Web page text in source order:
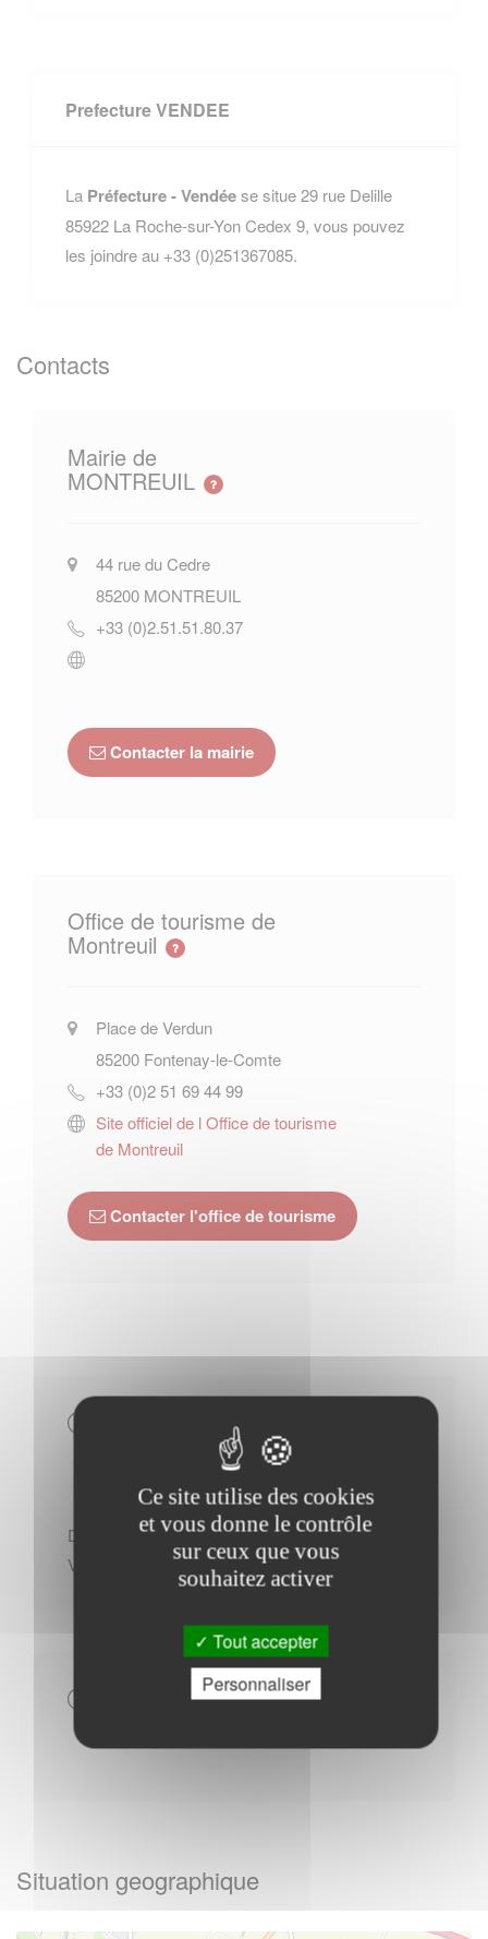
Prefecture VENDEE
La Préfecture - Vendéese situe 29 rue Delille
85922 La Roche-sur-Yon Cedex 9, vous pouvez
les joindre au +33 (0)251367085.
Contacts
Mairie de
MONTREUIL
44 rue du Cedre
85200 MONTREUIL
+33 (0)2.51.51.80.37
Contacter la mairie
Office de tourisme de
Montreuil
Place de Verdun
85200 Fontenay-le-Comte
+33 (0)2 51 69 44 99
Site officiel de l Office de tourisme
de Montreuil
Contacter l'office de tourisme
Horaires Mairie
Du Lundi au Jeudi : - 08h45 à 12h00
Vendredi : - 13h30 à 17h00
Situation geographique
Ce site utilise des cookies
et vous donne le contrôle
sur ceux que vous
souhaitez activer
Tout accepter
Personnaliser